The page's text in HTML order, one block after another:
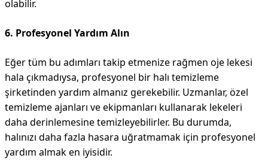
olabilir.
6. Profesyonel Yardım Alın
Eğer tüm bu adımları takip etmenize rağmen oje lekesi
hala çıkmadıysa, profesyonel bir halı temizleme
şirketinden yardım almanız gerekebilir. Uzmanlar, özel
temizleme ajanları ve ekipmanları kullanarak lekeleri
daha derinlemesine temizleyebilirler. Bu durumda,
halınızı daha fazla hasara uğratmamak için profesyonel
yardım almak en iyisidir.